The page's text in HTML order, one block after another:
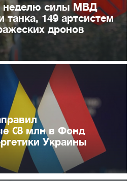
силы МВД
танка, 149 артсистем
дронов
€8 млн в Фонд
Украины